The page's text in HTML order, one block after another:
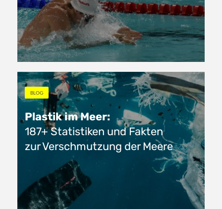
BLOG
Plastik im Meer:
187+ Statistiken und Fakten
zur Verschmutzung der Meere